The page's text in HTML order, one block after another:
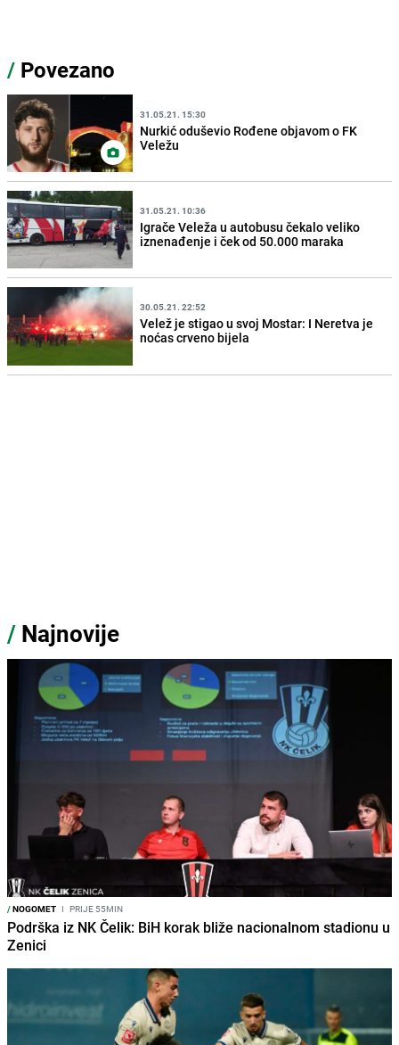
/ Povezano
31.05.21. 15:30
Nurkić oduševio Rođene objavom o FK
Veležu
31.05.21. 10:36
Igrače Veleža u autobusu čekalo veliko
iznenađenje i ček od 50.000 maraka
30.05.21. 22:52
Velež je stigao u svoj Mostar: I Neretva je
noćas crveno bijela
/ Najnovije
/NOGOMET I PRIJE 55MIN
Podrška iz NK Čelik: BiH korak bliže nacionalnom stadionu u
Zenici